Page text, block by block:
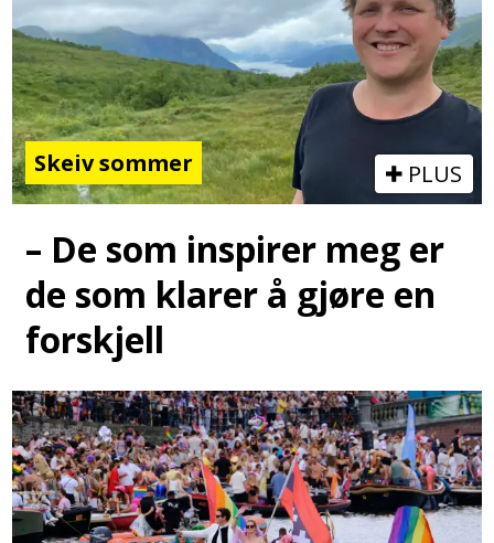
Skeiv sommer PLUS
– De som inspirer meg er
de som klarer å gjøre en
forskjell